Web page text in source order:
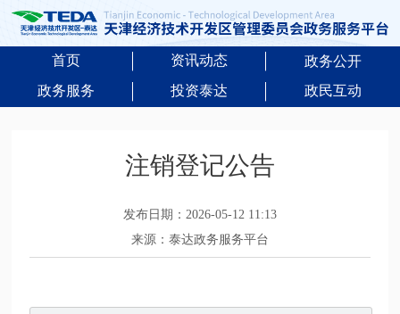
首页 资讯动态
政务公开
政务服务
投资泰达 政民互动
注销登记公告
发布日期：2026-05-12 11:13
来源：泰达政务服务平台